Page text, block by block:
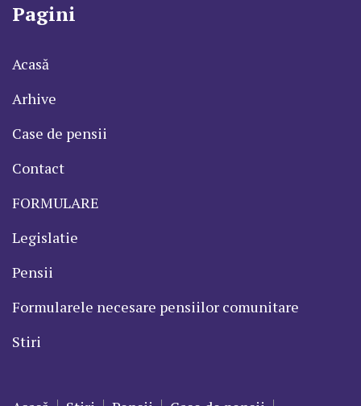
Pagini
Acasă
Arhive
Case de pensii
Contact
FORMULARE
Legislatie
Pensii
Formularele necesare pensiilor comunitare
Stiri